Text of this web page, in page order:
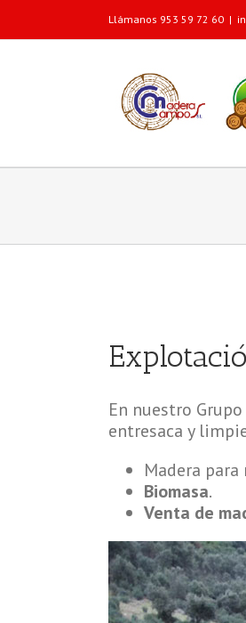
Llámanos 953 59 72 60 |
En nuestro
entresaca y
Madera
Biomasa.
Venta de